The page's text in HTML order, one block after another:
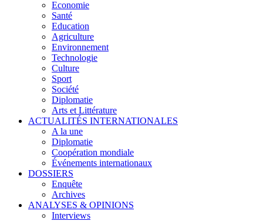
Economie
Santé
Education
Agriculture
Environnement
Technologie
Culture
Sport
Société
Diplomatie
Arts et Littérature
ACTUALITÉS INTERNATIONALES
A la une
Diplomatie
Coopération mondiale
Événements internationaux
DOSSIERS
Enquête
Archives
ANALYSES & OPINIONS
Interviews